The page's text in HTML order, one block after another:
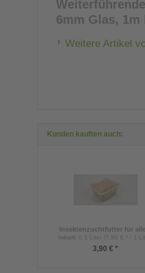
6mm Glas,
Weitere Artikel
Kunden kauften auch:
Insektenzuchtfutter für
Inhalt: 0.5 Liter (7,80 € * / 1
3,90 € *